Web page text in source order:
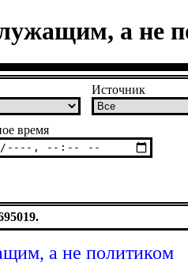
а не
Источник
время
а не политиком